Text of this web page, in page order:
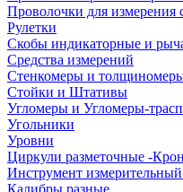
Проволочки для измерения
Рулетки
Скобы индикаторные и
Средства измерений
Стенкомеры и
Стойки и Штативы
Угломеры и Угломеры-
Угольники
Уровни
Циркули разметочные -
Инструмент
Калибры разные